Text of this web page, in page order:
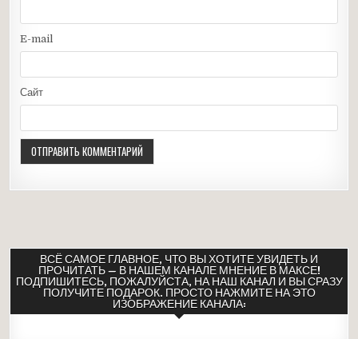
E-mail
Сайт
ВСЁ САМОЕ ГЛАВНОЕ, ЧТО ВЫ ХОТИТЕ УВИДЕТЬ И
ПРОЧИТАТЬ — В НАШЕМ КАНАЛЕ МНЕНИЕ В МАКСЕ!
ПОДПИШИТЕСЬ, ПОЖАЛУЙСТА, НА НАШ КАНАЛ И ВЫ СРАЗУ
ПОЛУЧИТЕ ПОДАРОК. ПРОСТО НАЖМИТЕ НА ЭТО
ИЗОБРАЖЕНИЕ КАНАЛА: